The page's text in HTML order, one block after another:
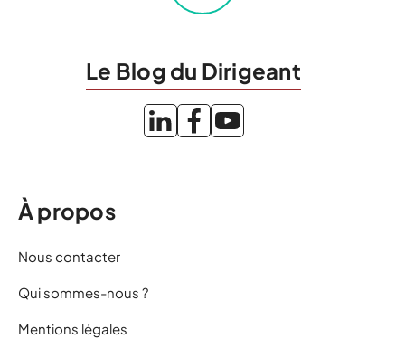
Le Blog du Dirigeant
À propos
Nous contacter
Qui sommes-nous ?
Mentions légales